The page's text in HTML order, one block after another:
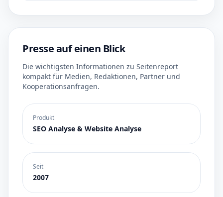
Presse auf einen Blick
Die wichtigsten Informationen zu Seitenreport
kompakt für Medien, Redaktionen, Partner und
Kooperationsanfragen.
Produkt
SEO Analyse & Website Analyse
Seit
2007